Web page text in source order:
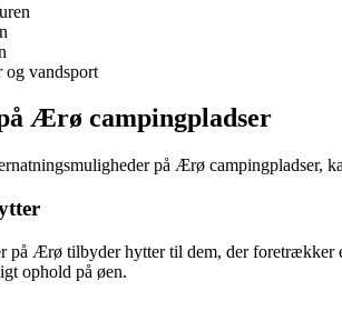
og vandsport
Ærø campingpladser
på Ærø campingpladser,
på Ærø tilbyder hytter til dem, der foretrækker
ophold på øen.